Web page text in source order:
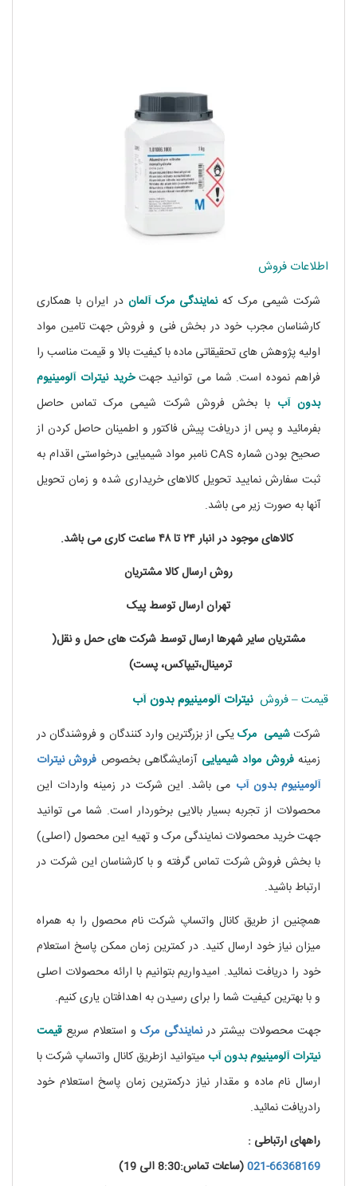
اطلاعات فروش
شرکت شیمی مرک کهنمایندگی مرک آلمان در ایران با همکاری
کارشناسان مجرب خود در بخش فنی و فروش جهت تامین مواد
اولیه پژوهش های تحقیقاتی مادهبا کیفیت بالا و قیمت مناسب را
فراهم نموده است. شما می توانید جهتخرید نیترات آلومینیوم
بدون آب با بخش فروش شرکت شیمی مرک تماس حاصل
بفرمائید و پس از دریافت پیش فاکتور و اطمینان حاصل کردن از
صحیح بودن شماره CAS نامبر مواد شیمیایی درخواستی اقدام به
ثبت سفارش نمایید تحویل کالاهای خریداری شده و زمان تحویل
آنها به صورت زیر می باشد.
کالاهای موجود در انبار ۲۴ تا ۴۸ ساعت کاری می باشد.
روش ارسال کالا مشتریان
تهران ارسال توسط پیک
مشتریان سایر شهرها ارسال توسط شرکت های حمل و نقل(
ترمینال،تیپاکس، پست)
قیمت – فروش نیترات آلومینیوم بدون آب
شرکتشیمی مرکیکی از بزرگترین وارد کنندگان و فروشندگان در
زمینهفروش مواد شیمیایی آزمایشگاهی بخصوص فروش نیترات
آلومینیوم بدون آب می باشد. این شرکت در زمینه واردات این
محصولات از تجربه بسیار بالایی برخوردار است. شما می توانید
جهت خرید محصولات نمایندگی مرک و تهیه این محصول (اصلی)
با بخش فروش شرکت تماس گرفته و با کارشناسان این شرکت در
ارتباط باشید.
همچنین از طریق کانال واتساپ شرکت نام محصول را به همراه
میزان نیاز خود ارسال کنید. در کمترین زمان ممکن پاسخ استعلام
خود را دریافت نمائید. امیدواریم بتوانیم با ارائه محصولات اصلی
و با بهترین کیفیت شما را برای رسیدن به اهدافتان یاری کنیم.
جهت محصولات بیشتر درنمایندگی مرکو استعلام سریع قیمت
نیترات آلومینیوم بدون آب میتوانید ازطریق کانال واتساپ شرکت با
ارسال نام ماده و مقدار نیاز درکمترین زمان پاسخ استعلام خود
رادریافت نمائید.
راههای ارتباطی :
021-66368169(ساعات تماس:8:30 الی 19)